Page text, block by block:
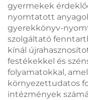
gyermekek
nyomtatott
gyerekkönyv-
szolgáltató
kínál
festékekkel és
folyamatokkal,
környezettudatos
intézmények